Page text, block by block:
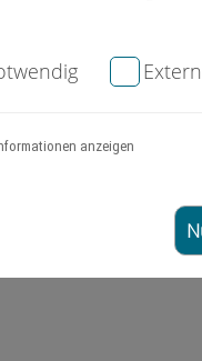
anzeigen
Regel das